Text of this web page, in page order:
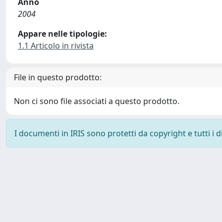
2004
Appare nelle tipologie:
1.1 Articolo in rivista
File in questo prodotto:
Non ci sono file associati a questo prodotto.
I documenti in IRIS sono protetti da copyright e tutti i